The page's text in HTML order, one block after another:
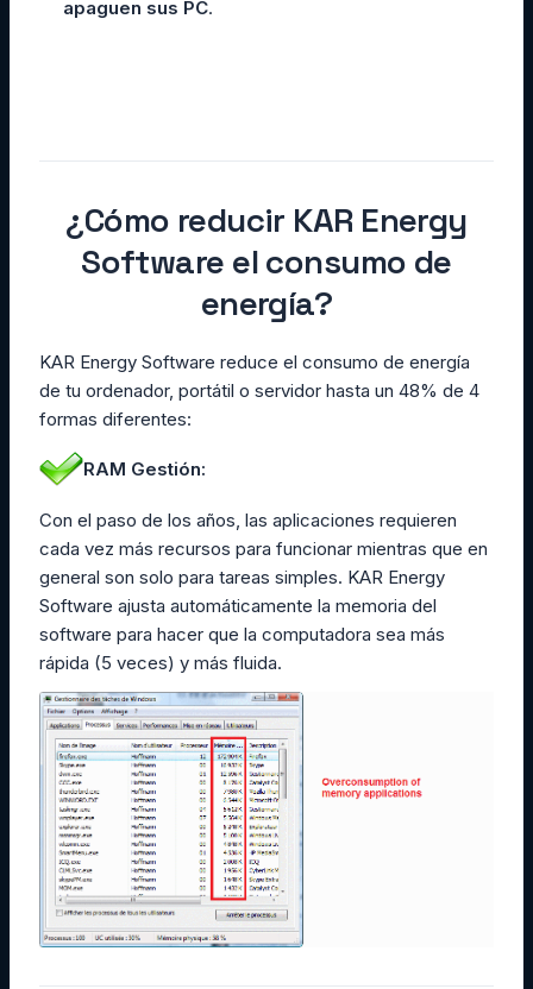
apaguen sus PC.
¿Cómo reducir KAR Energy
Software el consumo de
energía?
KAR Energy Software reduce el consumo de energía
de tu ordenador, portátil o servidor hasta un 48% de 4
formas diferentes:
RAM Gestión:
Con el paso de los años, las aplicaciones requieren
cada vez más recursos para funcionar mientras que en
general son solo para tareas simples. KAR Energy
Software ajusta automáticamente la memoria del
software para hacer que la computadora sea más
rápida (5 veces) y más fluida.